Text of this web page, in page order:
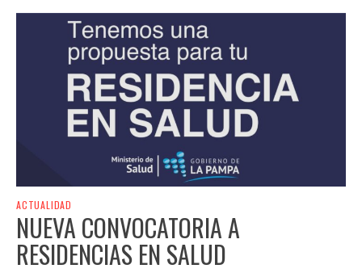
ACTUALIDAD
NUEVA CONVOCATORIA A
RESIDENCIAS EN SALUD